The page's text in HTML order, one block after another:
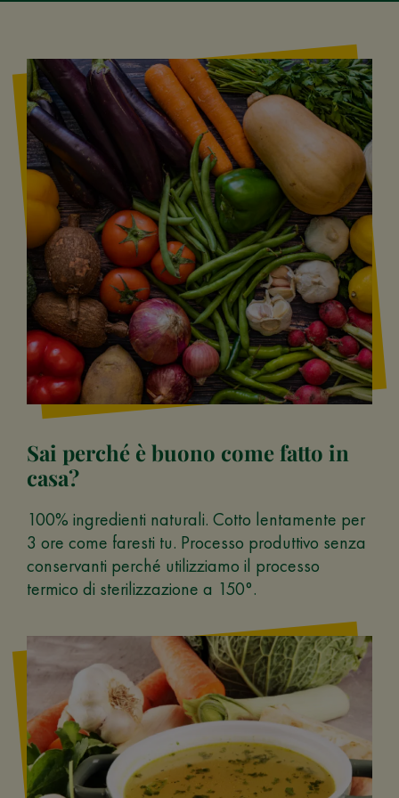
Sai perché è buono come fatto in
casa?
100% ingredienti naturali. Cotto lentamente per
3 ore come faresti tu. Processo produttivo senza
conservanti perché utilizziamo il processo
termico di sterilizzazione a 150°.